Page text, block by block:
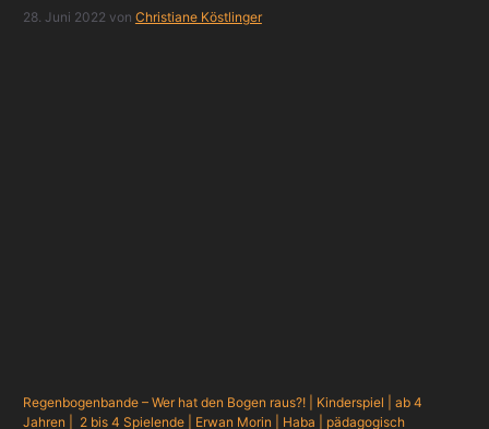
28. Juni 2022 von Christiane Köstlinger
Regenbogenbande – Wer hat den Bogen raus?! | Kinderspiel | ab 4
Jahren | 2 bis 4 Spielende | Erwan Morin | Haba | pädagogisch